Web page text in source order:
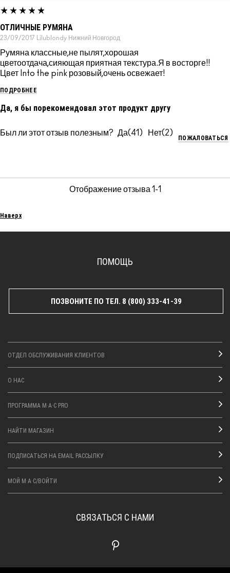
ОТЛИЧНЫЕ РУМЯНА
23/09/2017 Lilublondy Нижний Новгород
Румяна классные,не пылят,хорошая
цветоотдача,сияющая приятная текстура.Я в восторге!!
Цвет Into the pink розовый,очень освежает!
ПОДРОБНЕЕ
Да, я бы порекомендовал этот продукт другу
Был ли этот отзыв полезным? 41 2
ПОЖАЛОВАТЬСЯ
Отображение отзыва 1-1
Наверх
ПОМОЩЬ
ПОЗВОНИТЕ ПО ТЕЛ. 8 (800) 333-41-39
ОТДЕЛ ОБСЛУЖИВАНИЯ КЛИЕНТОВ
О НАС
ПРОГРАММА M·A·C PRO
НАЙТИ МАГАЗИН
ПОДПИСАТЬСЯ НА EMAIL РАССЫЛКУ
МОЙ M·A·C/ВОЙТИ
СВЯЗАТЬСЯ С НАМИ